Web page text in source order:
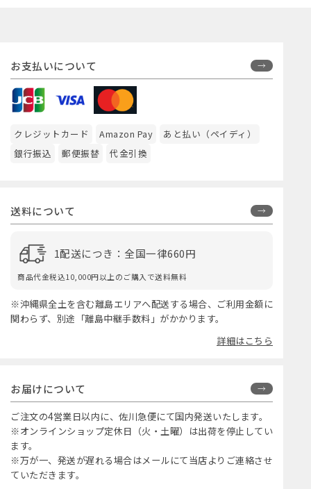
お支払いについて
クレジットカード Amazon Pay
あと払い（ペイディ）
銀行振込
郵便振替 代金引換
送料について
1配送につき：全国一律660円
商品代金税込10,000円以上のご購入で送料無料
※沖縄県全土を含む離島エリアへ配送する場合、ご利用金額に
関わらず、別途「離島中継手数料」がかかります。
詳細はこちら
お届けについて
ご注文の4営業日以内に、佐川急便にて国内発送いたします。
※オンラインショップ定休日（火・土曜）は出荷を停止してい
ます。
※万が一、発送が遅れる場合はメールにて当店よりご連絡させ
ていただきます。